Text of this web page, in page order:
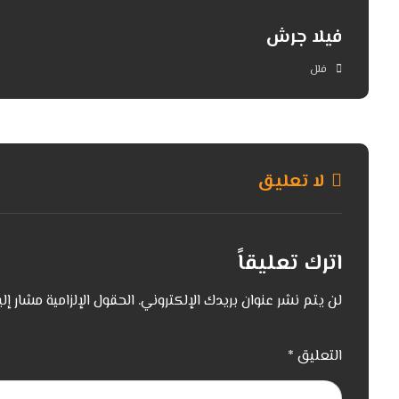
فيلا جرش
فلل
لا تعليق
اترك تعليقاً
لن يتم نشر عنوان بريدك الإلكتروني. الحقول الإلزامية مشار
التعليق *